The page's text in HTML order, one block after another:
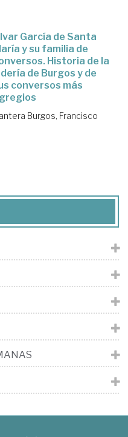
García de Santa
y su familia de
Historia de la
de Burgos y de
conversos más
Burgos, Francisco